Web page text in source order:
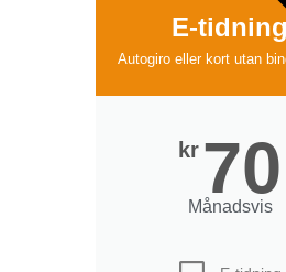
E-tidning
Autogiro eller kort utan
kr 70
Månadsvis